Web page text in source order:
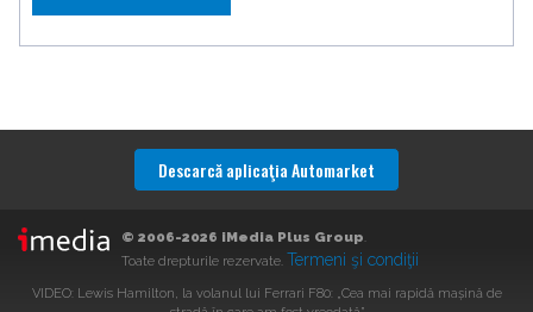
Descarcă aplicaţia Automarket
© 2006-2026 iMedia Plus Group
Toate drepturile rezervate. Termeni şi condiţii
VIDEO: Lewis Hamilton, la volanul lui Ferrari F80: „Cea mai rapidă mașină de